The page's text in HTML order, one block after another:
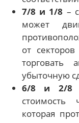
7/8 и 1/8 –
может
от
торговать
убыточную
6/8 и 2/8
стоимость
которая